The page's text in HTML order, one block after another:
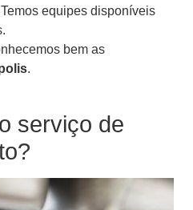
Temos equipes disponíveis
bem as
.
serviço de